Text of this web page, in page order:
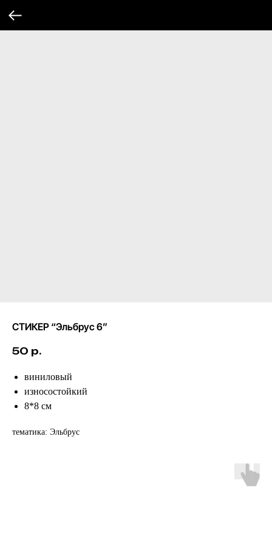
СТИКЕР “Эльбрус 6”
50 р.
виниловый
износостойкий
8*8 см
тематика: Эльбрус